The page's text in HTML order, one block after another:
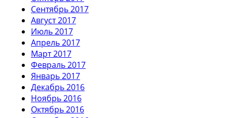
Сентябрь 2017
Август 2017
Июль 2017
Апрель 2017
Март 2017
Февраль 2017
Январь 2017
Декабрь 2016
Ноябрь 2016
Октябрь 2016